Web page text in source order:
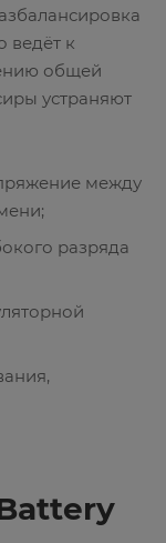
ведёт к
общей
устраняют
между
разряда